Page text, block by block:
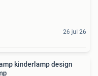
26 jul 26
kinderlamp design